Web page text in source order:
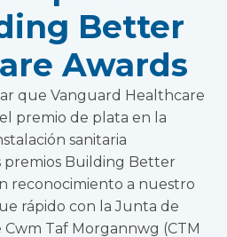
Better
Awards
que Vanguard Healthcare
premio de plata en la
sanitaria
premios Building Better
reconocimiento a nuestro
rápido con la Junta de
Taf Morgannwg (CTM